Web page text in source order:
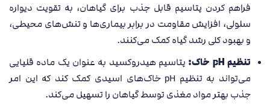
فراهم کردن پتاسیم قابل جذب برای گیاهان، به تقویت دیواره
سلولی، افزایش مقاومت در برابر بیماری‌ها و تنش‌های محیطی،
و بهبود کلی رشد گیاه کمک می‌کنند.
تنظیم pH خاک:
پتاسیم هیدروکسید به عنوان یک ماده قلیایی
می‌تواند به تنظیم pH خاک‌های اسیدی کمک کند که این امر
جذب بهتر مواد مغذی توسط گیاهان را تسهیل می‌کند.